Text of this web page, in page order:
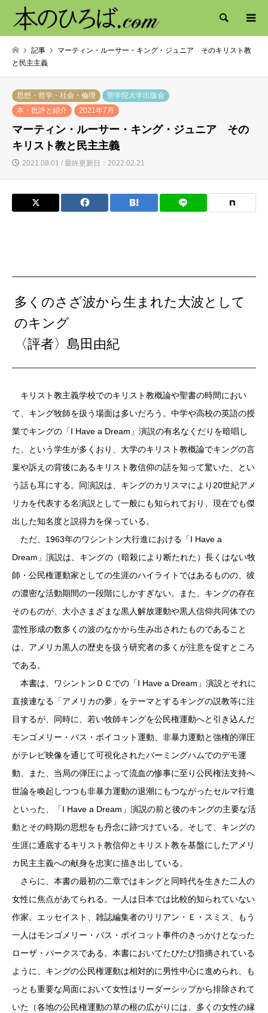
検索
記事
マーティン・ルーサー・キング・ジュニア そのキリスト教
と民主主義
思想・哲学・社会・倫理
聖学院大学出版会
本・批評と紹介
2021年7月
マーティン・ルーサー・キング・ジュニア その
キリスト教と民主主義
2021.08.01 / 最終更新日：2022.02.21
多くのさざ波から生まれた大波として
のキング
〈評者〉島田由紀
キリスト教主義学校でのキリスト教概論や聖書の時間におい
て、キング牧師を扱う場面は多いだろう。中学や高校の英語の授
業でキングの「I Have a Dream」演説の有名なくだりを暗唱し
た、という学生が多くおり、大学のキリスト教概論でキングの言
葉や訴えの背後にあるキリスト教信仰の話を知って驚いた、とい
う話も耳にする。同演説は、キングのカリスマにより20世紀アメ
リカを代表する名演説として一般にも知られており、現在でも傑
出した知名度と説得力を保っている。
ただ、1963年のワシントン大行進における「I Have a
Dream」演説は、キングの（暗殺により断たれた）長くはない牧
師・公民権運動家としての生涯のハイライトではあるものの、彼
の濃密な活動期間の一段階にしかすぎない。また、キングの存在
そのものが、大小さまざまな黒人解放運動や黒人信仰共同体での
霊性形成の数多くの波のなかから生み出されたものであること
は、アメリカ黒人の歴史を扱う研究者の多くが注意を促すところ
である。
本書は、ワシントンＤＣでの「I Have a Dream」演説とそれに
直接連なる「アメリカの夢」をテーマとするキングの説教等に注
目するが、同時に、若い牧師キングを公民権運動へと引き込んだ
モンゴメリー・バス・ボイコット運動、非暴力運動と強権的弾圧
がテレビ映像を通じて可視化されたバーミングハムでのデモ運
動、また、当局の弾圧によって流血の惨事に至り公民権法支持へ
世論を喚起しつつも非暴力運動の退潮にもつながったセルマ行進
といった、「I Have a Dream」演説の前と後のキングの主要な活
動とその時期の思想をも丹念に跡づけている。そして、キングの
生涯に通底するキリスト教信仰とキリスト教を基盤にしたアメリ
カ民主主義への献身を忠実に描き出している。
さらに、本書の最初の二章ではキングと同時代を生きた二人の
女性に焦点があてられる。一人は日本では比較的知られていない
作家、エッセイスト、雑誌編集者のリリアン・Ｅ・スミス、もう
一人はモンゴメリー・バス・ボイコット事件のきっかけとなった
ローザ・パークスである。本書においてたびたび指摘されている
ように、キングの公民権運動は相対的に男性中心に進められ、も
っとも重要な局面において女性はリーダーシップから排除されて
いた（各地の公民権運動の草の根の広がりには、多くの女性の縁